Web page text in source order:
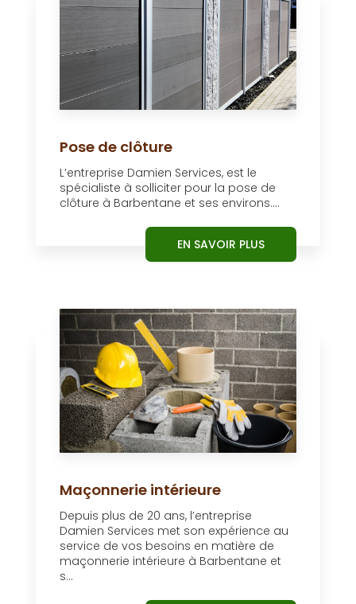
Pose de clôture
L’entreprise Damien Services, est le
spécialiste à solliciter pour la pose de
clôture à Barbentane et ses environs....
EN SAVOIR PLUS
Maçonnerie intérieure
Depuis plus de 20 ans, l’entreprise
Damien Services met son expérience au
service de vos besoins en matière de
maçonnerie intérieure à Barbentane et
s...